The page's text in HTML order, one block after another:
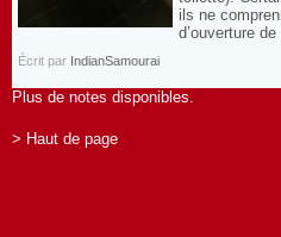
ils ne
d’ouverture
Écrit par IndianSamourai
Plus de notes disponibles.
> Haut de page